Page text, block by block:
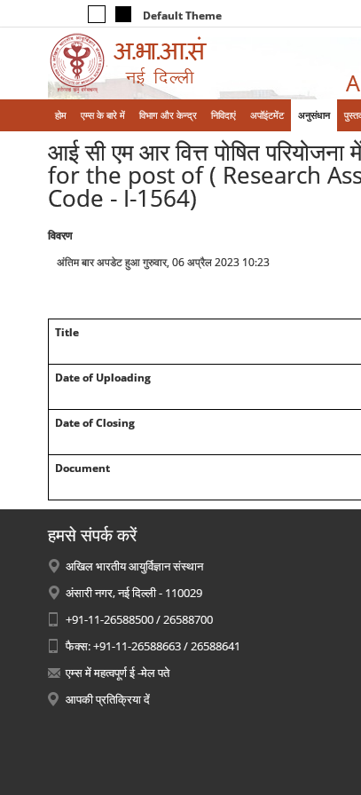
Default Theme
होम एम्‍स के बारे में विभाग और केन्‍द्र निविदाएं अपॉइंटमेंट अनुसंधान
आई सी एम आर वित्त पोषित
for the post of ( Research
Code - I-1564)
विवरण
अंतिम बार अपडेट हुआ गुरुवार, 06 अप्रैल 2023 10:23
Title
Date of Uploading
Date of Closing
Document
हमसे संपर्क करें
अखिल भारतीय आयुर्विज्ञान संस्थान
अंसारी नगर, नई दिल्ली - 110029
+91-11-26588500 / 26588700
फैक्स: +91-11-26588663 / 26588641
एम्स में महत्वपूर्ण ई -मेल पते
आपकी प्रतिक्रिया दें